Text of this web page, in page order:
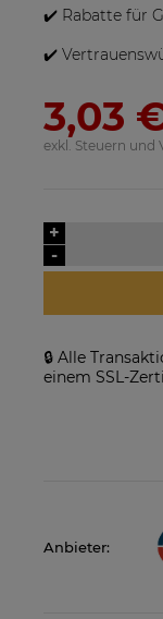
SE25K-
VERFÜGBARKEIT
✔️ Rabatte für
✔️
3,03
exkl. Steuern und
-
+
🔒 Alle
einem SSL-
Anbieter: